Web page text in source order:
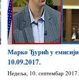
Марко Ђурић у
10.09.2017.
Недеља, 10. септембар